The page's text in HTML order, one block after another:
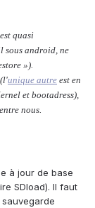
quasi
sous android, ne
»).
unique autre est en
et bootadress),
nous.
à jour de base
SDload). Il faut